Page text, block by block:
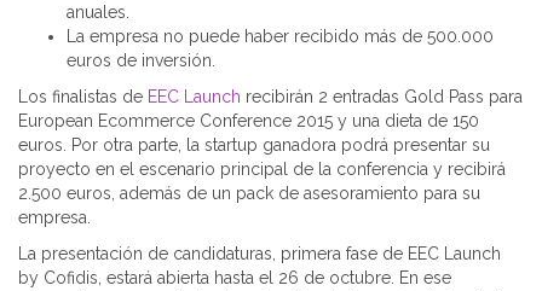
anuales.
La empresa no puede haber recibido más de 500.000
euros de inversión.
Los finalistas de EEC Launch recibirán 2 entradas Gold Pass para
European Ecommerce Conference 2015 y una dieta de 150
euros. Por otra parte, la startup ganadora podrá presentar su
proyecto en el escenario principal de la conferencia y recibirá
2.500 euros, además de un pack de asesoramiento para su
empresa.
La presentación de candidaturas, primera fase de EEC Launch
by Cofidis, estará abierta hasta el 26 de octubre. En ese